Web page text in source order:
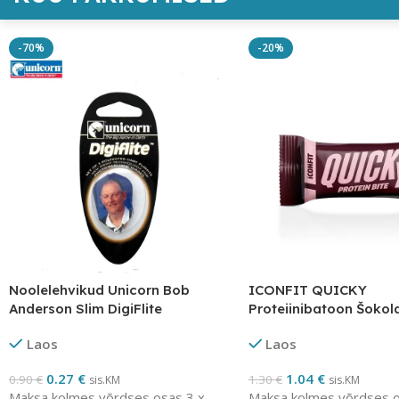
-70%
Noolelehvikud Unicorn Bob
Anderson Slim DigiFlite
Laos
0.90€ 0.27 € sis.KM
-20%
ICONFIT QUICKY
Proteiinibatoon
Laos
1.30€ 1.04 € sis.KM